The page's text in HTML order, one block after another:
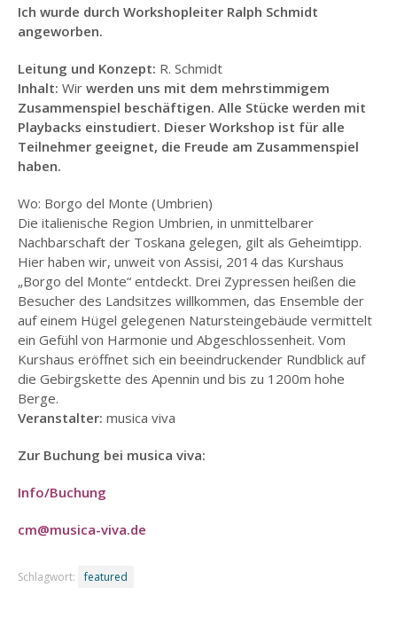
MIT MAXIMAL 12
TEILNEHMERN
THEMENWORKSHOPS
WORKSHOPREIHE:
SCHNUPPERSAXOPHON
WORKSHOPREIHE:
WORKSHOPREIHE:
BLUESIANA
WORKSHOPREIHE:
LATIN – SALSA
WORKSHOPREIHE-
RHYTHMISCH FIT
SAXDAYS –
SAXOPHONTAGE IN
EPPSTEIN
WORKSHOPGRUPPEN
GRUPPE MÜNCHEN
MUSIKFERIEN
NOTEN ADE – IMPR.
Ich wurde durch Workshopleiter Ralph Schmidt
angeworben.
Leitung und Konzept: R. Schmidt
Inhalt: Wir werden uns mit dem mehrstimmigem
Zusammenspiel beschäftigen. Alle Stücke werden mit
Playbacks einstudiert. Dieser Workshop ist für alle
Teilnehmer geeignet, die Freude am Zusammenspiel
haben.
Wo: Borgo del Monte (Umbrien)
Die italienische Region Umbrien, in unmittelbarer
Nachbarschaft der Toskana gelegen, gilt als Geheimtipp.
Hier haben wir, unweit von Assisi, 2014 das Kurshaus
„Borgo del Monte“ entdeckt. Drei Zypressen heißen die
Besucher des Landsitzes willkommen, das Ensemble der
auf einem Hügel gelegenen Natursteingebäude vermittelt
ein Gefühl von Harmonie und Abgeschlossenheit. Vom
Kurshaus eröffnet sich ein beeindruckender Rundblick auf
die Gebirgskette des Apennin und bis zu 1200m hohe
Berge.
Veranstalter: musica viva
Zur Buchung bei musica viva:
Info/Buchung
cm@musica-viva.de
Schlagwort: featured